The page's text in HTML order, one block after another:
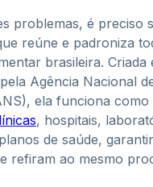
problemas, é preciso
reúne e padroniza
brasileira. Criada
Agência Nacional
ela funciona como
, hospitais,
de saúde,
refiram ao mesmo